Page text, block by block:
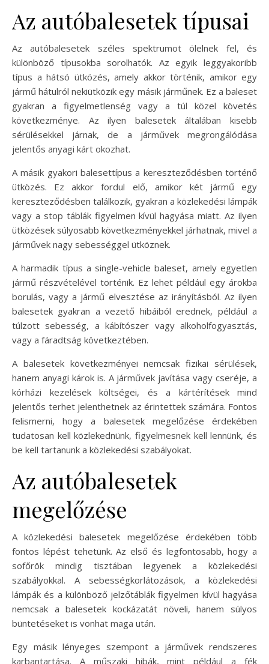
Az autóbalesetek típusai
Az autóbalesetek széles spektrumot ölelnek fel, és
különböző típusokba sorolhatók. Az egyik leggyakoribb
típus a hátsó ütközés, amely akkor történik, amikor egy
jármű hátulról nekiütközik egy másik járműnek. Ez a baleset
gyakran a figyelmetlenség vagy a túl közel követés
következménye. Az ilyen balesetek általában kisebb
sérülésekkel járnak, de a járművek megrongálódása
jelentős anyagi kárt okozhat.
A másik gyakori balesettípus a kereszteződésben történő
ütközés. Ez akkor fordul elő, amikor két jármű egy
kereszteződésben találkozik, gyakran a közlekedési lámpák
vagy a stop táblák figyelmen kívül hagyása miatt. Az ilyen
ütközések súlyosabb következményekkel járhatnak, mivel a
járművek nagy sebességgel ütköznek.
A harmadik típus a single-vehicle baleset, amely egyetlen
jármű részvételével történik. Ez lehet például egy árokba
borulás, vagy a jármű elvesztése az irányításból. Az ilyen
balesetek gyakran a vezető hibáiból erednek, például a
túlzott sebesség, a kábítószer vagy alkoholfogyasztás,
vagy a fáradtság következtében.
A balesetek következményei nemcsak fizikai sérülések,
hanem anyagi károk is. A járművek javítása vagy cseréje, a
kórházi kezelések költségei, és a kártérítések mind
jelentős terhet jelenthetnek az érintettek számára. Fontos
felismerni, hogy a balesetek megelőzése érdekében
tudatosan kell közlekednünk, figyelmesnek kell lennünk, és
be kell tartanunk a közlekedési szabályokat.
Az autóbalesetek
megelőzése
A közlekedési balesetek megelőzése érdekében több
fontos lépést tehetünk. Az első és legfontosabb, hogy a
sofőrök mindig tisztában legyenek a közlekedési
szabályokkal. A sebességkorlátozások, a közlekedési
lámpák és a különböző jelzőtáblák figyelmen kívül hagyása
nemcsak a balesetek kockázatát növeli, hanem súlyos
büntetéseket is vonhat maga után.
Egy másik lényeges szempont a járművek rendszeres
karbantartása. A műszaki hibák, mint például a fék